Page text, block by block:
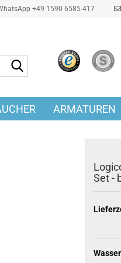
+49 1590 6585 417
ARMATUREN
Set -